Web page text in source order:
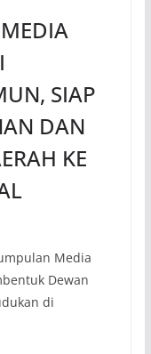
SIAP
DAN
KE
Media
Dewan
di